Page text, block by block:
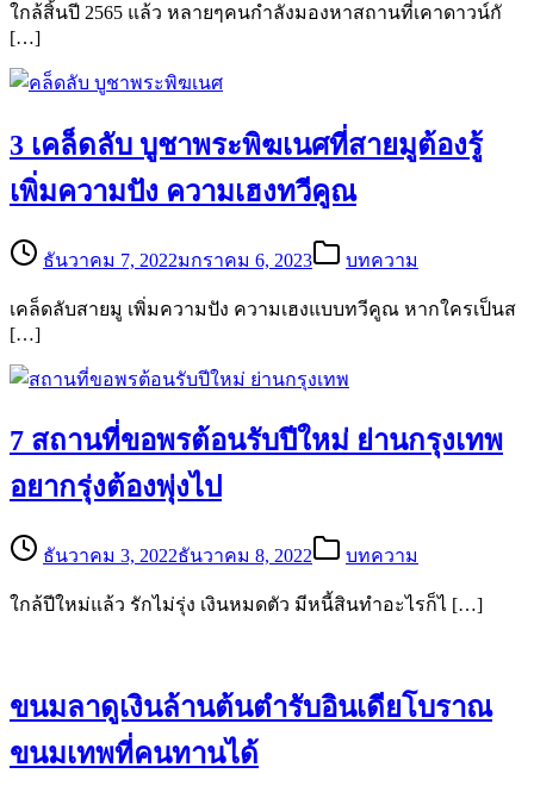
ใกล้สิ้นปี 2565 แล้ว หลายๆคนกำลังมองหาสถานที่เคาดาวน์กั
[…]
3 เคล็ดลับ บูชาพระพิฆเนศที่สายมูต้องรู้
เพิ่มความปัง ความเฮงทวีคูณ
ธันวาคม 7, 2022มกราคม 6, 2023 บทความ
เคล็ดลับสายมู เพิ่มความปัง ความเฮงแบบทวีคูณ หากใครเป็นส
[…]
7 สถานที่ขอพรต้อนรับปีใหม่ ย่านกรุงเทพ
อยากรุ่งต้องพุ่งไป
ธันวาคม 3, 2022ธันวาคม 8, 2022 บทความ
ใกล้ปีใหม่แล้ว รักไม่รุ่ง เงินหมดตัว มีหนี้สินทำอะไรก็ไ […]
ขนมลาดูเงินล้านต้นตำรับอินเดียโบราณ
ขนมเทพที่คนทานได้